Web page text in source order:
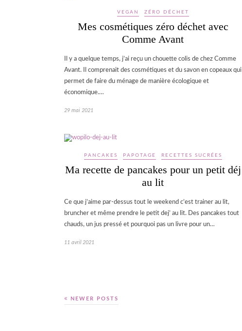
VEGAN ZÉRO DÉCHET
Mes cosmétiques zéro déchet avec
Comme Avant
Il y a quelque temps, j’ai reçu un chouette colis de chez Comme
Avant. Il comprenait des cosmétiques et du savon en copeaux qui
permet de faire du ménage de manière écologique et
économique.…
29 mai 2021
PANCAKES PAPOTAGE RECETTES SUCRÉES
Ma recette de pancakes pour un petit déj
au lit
Ce que j’aime par-dessus tout le weekend c’est trainer au lit,
bruncher et même prendre le petit dej’ au lit. Des pancakes tout
chauds, un jus pressé et pourquoi pas un livre pour un…
11 avril 2021
NEWER POSTS